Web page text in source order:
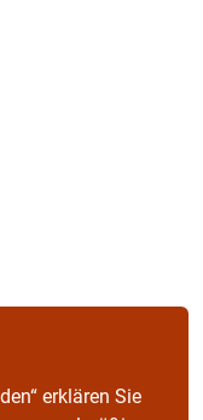
erklären Sie